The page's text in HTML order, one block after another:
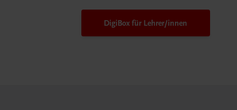
DigiBox für Lehrer/innen